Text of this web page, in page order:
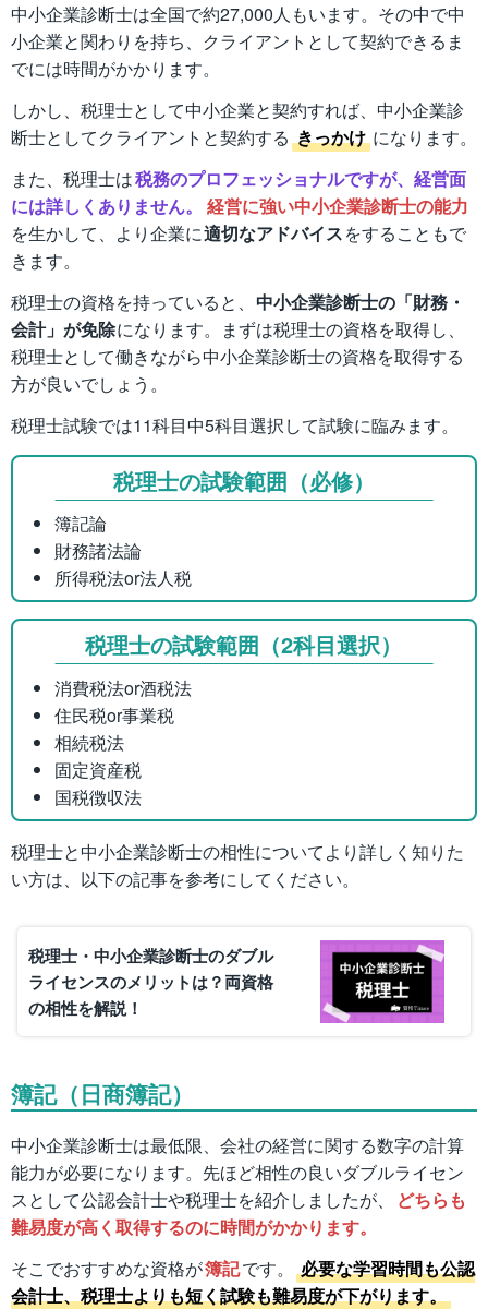
中小企業診断士は全国で約27,000人もいます。その中で中
小企業と関わりを持ち、クライアントとして契約できるま
でには時間がかかります。
しかし、税理士として中小企業と契約すれば、中小企業診
断士としてクライアントと契約する きっかけ になります。
また、税理士は税務のプロフェッショナルですが、経営面
には詳しくありません。
経営に強い中小企業診断士の能力
を生かして、より企業に適切なアドバイスをすることもで
きます。
税理士の資格を持っていると、 中小企業診断士の「財務・
会計」が免除になります。まずは税理士の資格を取得し、
税理士として働きながら中小企業診断士の資格を取得する
方が良いでしょう。
税理士試験では11科目中5科目選択して試験に臨みます。
税理士の試験範囲（必修）
簿記論
財務諸法論
所得税法or法人税
税理士の試験範囲（2科目選択）
消費税法or酒税法
住民税or事業税
相続税法
固定資産税
国税徴収法
税理士と中小企業診断士の相性についてより詳しく知りた
い方は、以下の記事を参考にしてください。
税理士・中小企業診断士のダブル
ライセンスのメリットは？両資格
の相性を解説！
簿記（日商簿記）
中小企業診断士は最低限、会社の経営に関する数字の計算
能力が必要になります。先ほど相性の良いダブルライセン
スとして公認会計士や税理士を紹介しましたが、
どちらも
難易度が高く取得するのに時間がかかります。
そこでおすすめな資格が簿記です。
必要な学習時間も公認
会計士、税理士よりも短く試験も難易度が下がります。